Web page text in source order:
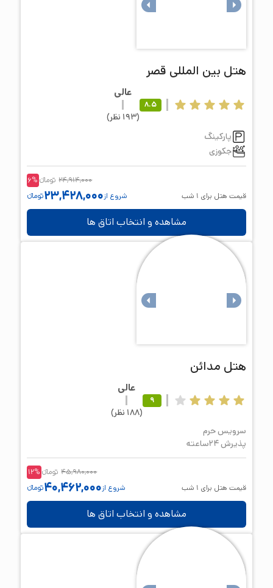
هتل بین المللی قصر
8.5
عالی
(
193 نظر)
پارکینگ
جکوزی
24,914,000 تومانء 6%
قیمت هتل برای 1 شب شروع از23,428,000تومانء
مشاهده و انتخاب اتاق ها
هتل مدائن
9
عالی
(
188 نظر)
سرویس حرم
پذیرش 24ساعته
45,980,000 تومانء 12%
قیمت هتل برای 1 شب شروع از40,462,000تومانء
مشاهده و انتخاب اتاق ها